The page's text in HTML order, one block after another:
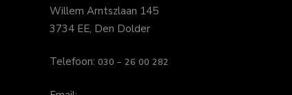
Willem Arntszlaan 145
3734 EE, Den Dolder
Telefoon: 030 – 26 00 282